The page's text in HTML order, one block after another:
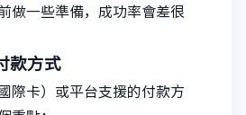
做一些準備，成功率會差很
款方式
際卡）或平台支援的付款方